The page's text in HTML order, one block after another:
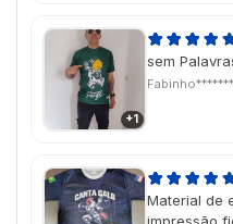
+1
sem
Material de